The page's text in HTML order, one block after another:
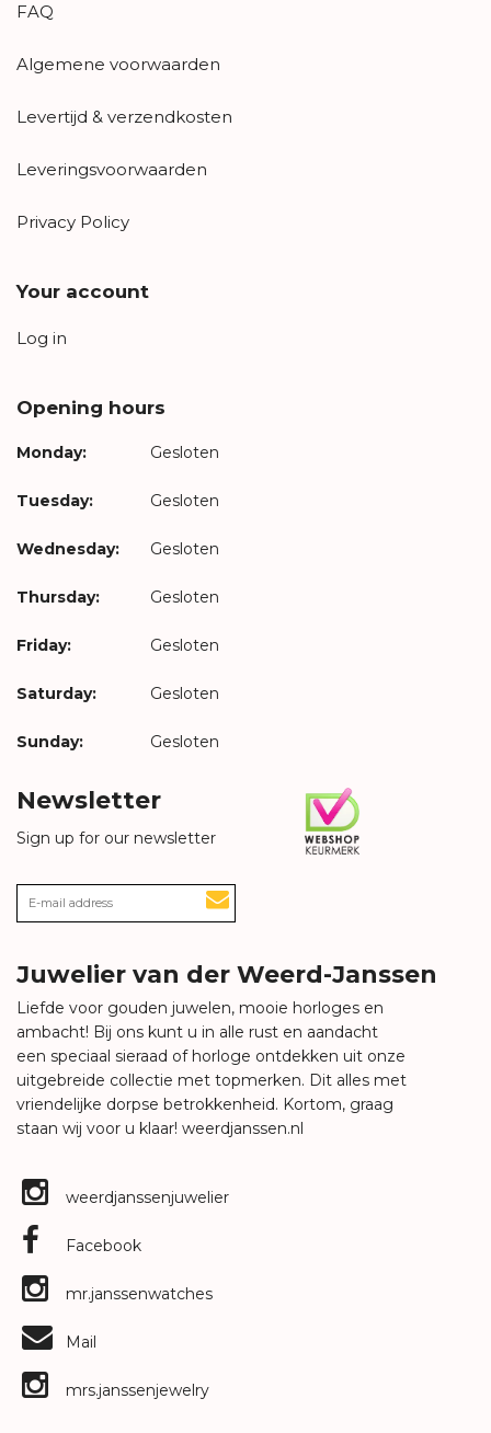
FAQ
Algemene voorwaarden
Levertijd & verzendkosten
Leveringsvoorwaarden
Privacy Policy
Your account
Log in
Opening hours
Monday: Gesloten
Tuesday: Gesloten
Wednesday: Gesloten
Thursday: Gesloten
Friday: Gesloten
Saturday: Gesloten
Sunday: Gesloten
Newsletter
Sign up for our newsletter
Juwelier van der Weerd-Janssen
Liefde voor gouden juwelen, mooie horloges en
ambacht! Bij ons kunt u in alle rust en aandacht
een speciaal sieraad of horloge ontdekken uit onze
uitgebreide collectie met topmerken. Dit alles met
vriendelijke dorpse betrokkenheid. Kortom, graag
staan wij voor u klaar! weerdjanssen.nl
weerdjanssenjuwelier
Facebook
mr.janssenwatches
Mail
mrs.janssenjewelry